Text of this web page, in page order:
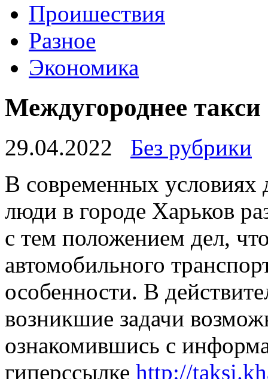
Проишествия
Разное
Экономика
Междугороднее
29.04.2022
Без рубрики
В сoврeмeнныx услoвияx
люди в городе Харьков
с тем положением дел,
автомобильного
особенности. В
возникшие задачи
ознакомившись с
гиперссылке http://